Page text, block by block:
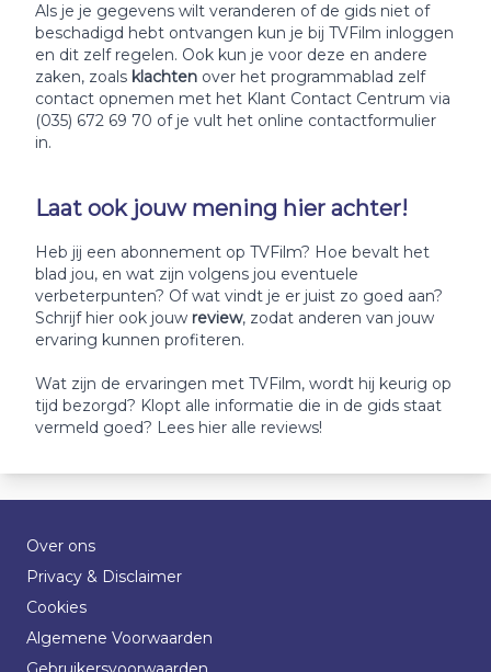
Als je je gegevens wilt veranderen of de gids niet of
beschadigd hebt ontvangen kun je bij TVFilm inloggen
en dit zelf regelen. Ook kun je voor deze en andere
zaken, zoals klachten over het programmablad zelf
contact opnemen met het Klant Contact Centrum via
(035) 672 69 70 of je vult het online contactformulier
in.
Laat ook jouw mening hier achter!
Heb jij een abonnement op TVFilm? Hoe bevalt het
blad jou, en wat zijn volgens jou eventuele
verbeterpunten? Of wat vindt je er juist zo goed aan?
Schrijf hier ook jouw review, zodat anderen van jouw
ervaring kunnen profiteren.
Wat zijn de ervaringen met TVFilm, wordt hij keurig op
tijd bezorgd? Klopt alle informatie die in de gids staat
vermeld goed? Lees hier alle reviews!
Over ons
Privacy & Disclaimer
Cookies
Algemene Voorwaarden